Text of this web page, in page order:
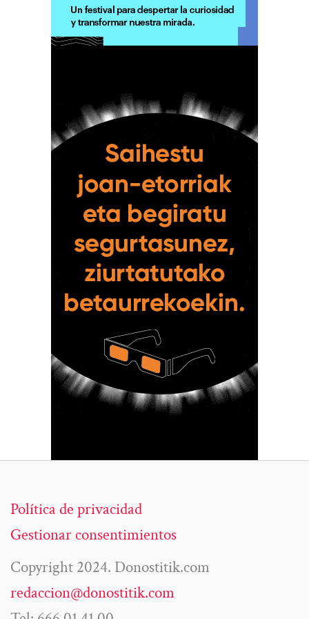
Política de privacidad
Gestionar consentimientos
Copyright 2024. Donostitik.com
redaccion@donostitik.com